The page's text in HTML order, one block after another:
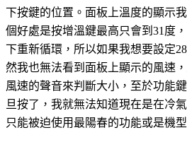
下按鍵的位置。面板上溫度的顯示
個好處是按增溫鍵最高只會到 31 度
下重新循環，所以如果我想要設定28
然我也無法看到面板上顯示的風速
風速的聲音來判斷大小，至於功能
旦按了，我就無法知道現在是在冷
只能被迫使用最陽春的功能或是機型